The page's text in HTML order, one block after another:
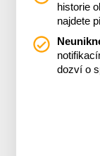
historie
najdete
dozví o